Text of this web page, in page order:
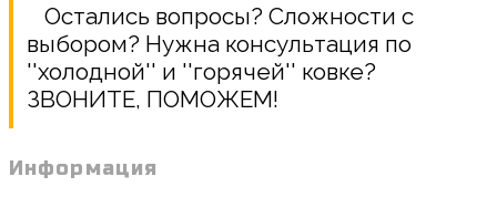
Остались вопросы? Сложности с
выбором? Нужна консультация по
''холодной'' и ''горячей'' ковке?
ЗВОНИТЕ, ПОМОЖЕМ!
Информация